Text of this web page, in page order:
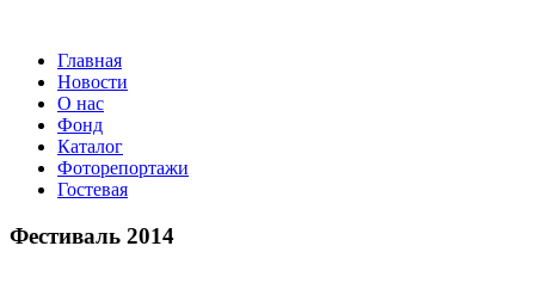
Главная
Новости
О нас
Фонд
Каталог
Фоторепортажи
Гостевая
Фестиваль 2014